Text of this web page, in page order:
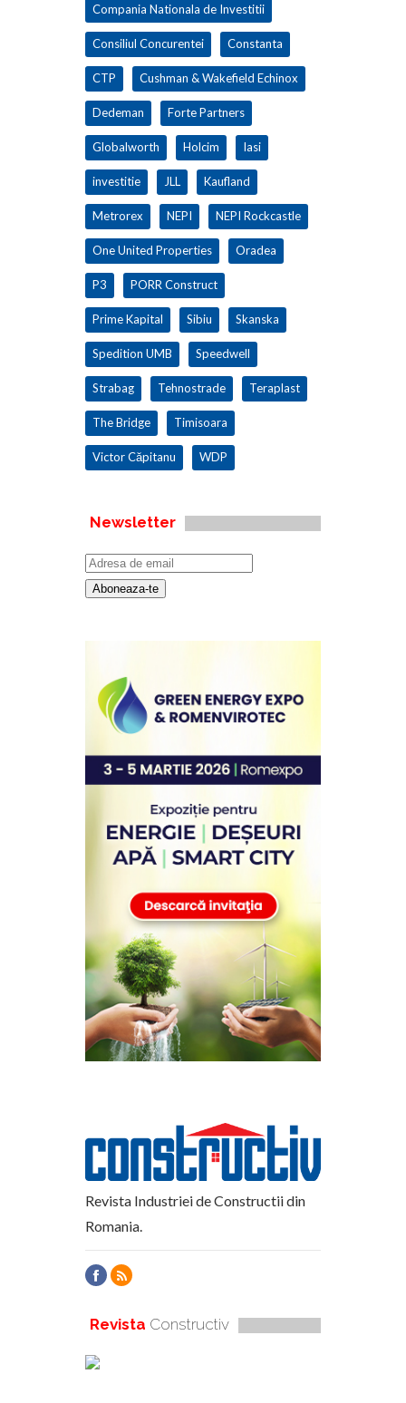
Compania Nationala de Investitii
Consiliul Concurentei Constanta
CTP Cushman & Wakefield Echinox
Dedeman Forte Partners
Globalworth Holcim Iasi
investitie JLL Kaufland
Metrorex NEPI NEPI Rockcastle
One United Properties Oradea
P3 PORR Construct
Prime Kapital Sibiu Skanska
Spedition UMB Speedwell
Strabag Tehnostrade Teraplast
The Bridge Timisoara
Victor Căpitanu WDP
Newsletter
Revista Industriei de Constructii din
Romania.
Revista Constructiv